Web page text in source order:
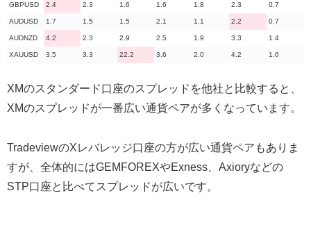
GBPUSD 2.4 2.3 1.6 1.6 1.8 2.3 0.7
AUDUSD 1.7 1.5 1.5 2.1 1.1 2.2 0.7
AUDNZD 4.2 2.3 2.9 2.5 1.9 3.3 1.4
XAUUSD 3.5 3.3 22.2 3.6 2.0 4.2 1.6
XMのスタンダード口座のスプレッドを他社と比較すると、
XMのスプレッドが一番広い通貨ペアが多くなっています。
TradeviewのXレバレッジ口座の方が広い通貨ペアもありま
すが、全体的にはGEMFOREXやExness、Axioryなどの
STP口座と比べてスプレッドが広いです。